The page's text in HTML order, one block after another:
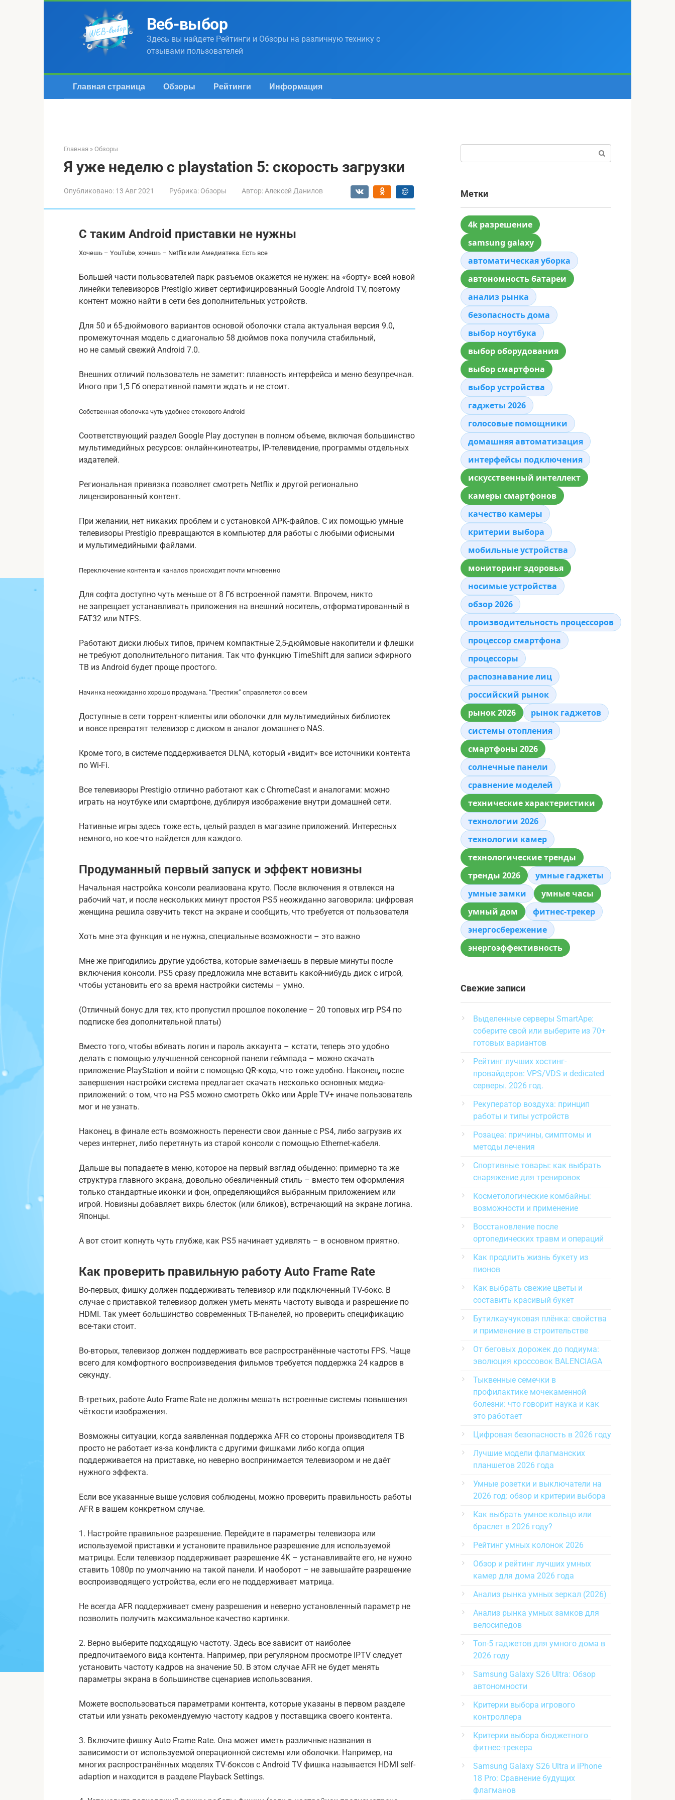
Веб-выбор
Здесь вы найдете Рейтинги и Обзоры на различную технику с
отзывами пользователей
Главная страница Обзоры Рейтинги Информация
Главная » Обзоры
Я уже неделю с playstation 5: скорость загрузки
Опубликовано: 13 Авг 2021 Рубрика: Обзоры Автор: Алексей Данилов
С таким Android приставки не нужны
Хочешь – YouTube, хочешь – Netflix или Амедиатека. Есть все
Большей части пользователей парк разъемов окажется не нужен: на «борту» всей новой
линейки телевизоров Prestigio живет сертифицированный Google Android TV, поэтому
контент можно найти в сети без дополнительных устройств.
Для 50 и 65-дюймового вариантов основой оболочки стала актуальная версия 9.0,
промежуточная модель с диагональю 58 дюймов пока получила стабильный,
но не самый свежий Android 7.0.
Внешних отличий пользователь не заметит: плавность интерфейса и меню безупречная.
Иного при 1,5 Гб оперативной памяти ждать и не стоит.
Собственная оболочка чуть удобнее стокового Android
Соответствующий раздел Google Play доступен в полном объеме, включая большинство
мультимедийных ресурсов: онлайн-кинотеатры, IP-телевидение, программы отдельных
издателей.
Региональная привязка позволяет смотреть Netflix и другой регионально
лицензированный контент.
При желании, нет никаких проблем и с установкой APK-файлов. С их помощью умные
телевизоры Prestigio превращаются в компьютер для работы с любыми офисными
и мультимедийными файлами.
Переключение контента и каналов происходит почти мгновенно
Для софта доступно чуть меньше от 8 Гб встроенной памяти. Впрочем, никто
не запрещает устанавливать приложения на внешний носитель, отформатированный в
FAT32 или NTFS.
Работают диски любых типов, причем компактные 2,5-дюймовые накопители и флешки
не требуют дополнительного питания. Так что функцию TimeShift для записи эфирного
ТВ из Android будет проще простого.
Начинка неожиданно хорошо продумана. “Престиж” справляется со всем
Доступные в сети торрент-клиенты или оболочки для мультимедийных библиотек
и вовсе превратят телевизор с диском в аналог домашнего NAS.
Кроме того, в системе поддерживается DLNA, который «видит» все источники контента
по Wi-Fi.
Все телевизоры Prestigio отлично работают как с ChromeCast и аналогами: можно
играть на ноутбуке или смартфоне, дублируя изображение внутри домашней сети.
Нативные игры здесь тоже есть, целый раздел в магазине приложений. Интересных
немного, но кое-что найдется для каждого.
Продуманный первый запуск и эффект новизны
Начальная настройка консоли реализована круто. После включения я отвлекся на
рабочий чат, и после нескольких минут простоя PS5 неожиданно заговорила: цифровая
женщина решила озвучить текст на экране и сообщить, что требуется от пользователя
Хоть мне эта функция и не нужна, специальные возможности – это важно
Мне же пригодились другие удобства, которые замечаешь в первые минуты после
включения консоли. PS5 сразу предложила мне вставить какой-нибудь диск с игрой,
чтобы установить его за время настройки системы – умно.
(Отличный бонус для тех, кто пропустил прошлое поколение – 20 топовых игр PS4 по
подписке без дополнительной платы)
Вместо того, чтобы вбивать логин и пароль аккаунта – кстати, теперь это удобно
делать с помощью улучшенной сенсорной панели геймпада – можно скачать
приложение PlayStation и войти с помощью QR-кода, что тоже удобно. Наконец, после
завершения настройки система предлагает скачать несколько основных медиа-
приложений: о том, что на PS5 можно смотреть Okko или Apple TV+ иначе пользователь
мог и не узнать.
Наконец, в финале есть возможность перенести свои данные с PS4, либо загрузив их
через интернет, либо перетянуть из старой консоли с помощью Ethernet-кабеля.
Дальше вы попадаете в меню, которое на первый взгляд обыденно: примерно та же
структура главного экрана, довольно обезличенный стиль – вместо тем оформления
только стандартные иконки и фон, определяющийся выбранным приложением или
игрой. Новизны добавляет вихрь блесток (или бликов), встречающий на экране логина.
Японцы.
А вот стоит копнуть чуть глубже, как PS5 начинает удивлять – в основном приятно.
Как проверить правильную работу Auto Frame Rate
Во-первых, фишку должен поддерживать телевизор или подключенный TV-бокс. В
случае с приставкой телевизор должен уметь менять частоту вывода и разрешение по
HDMI. Так умеет большинство современных ТВ-панелей, но проверить спецификацию
все-таки стоит.
Во-вторых, телевизор должен поддерживать все распространённые частоты FPS. Чаще
всего для комфортного воспроизведения фильмов требуется поддержка 24 кадров в
секунду.
В-третьих, работе Auto Frame Rate не должны мешать встроенные системы повышения
чёткости изображения.
Возможны ситуации, когда заявленная поддержка AFR со стороны производителя ТВ
просто не работает из-за конфликта с другими фишками либо когда опция
поддерживается на приставке, но неверно воспринимается телевизором и не даёт
нужного эффекта.
Если все указанные выше условия соблюдены, можно проверить правильность работы
AFR в вашем конкретном случае.
1. Настройте правильное разрешение. Перейдите в параметры телевизора или
используемой приставки и установите правильное разрешение для используемой
матрицы. Если телевизор поддерживает разрешение 4K – устанавливайте его, не нужно
ставить 1080p по умолчанию на такой панели. И наоборот – не завышайте разрешение
воспроизводящего устройства, если его не поддерживает матрица.
Не всегда AFR поддерживает смену разрешения и неверно установленный параметр не
позволить получить максимальное качество картинки.
2. Верно выберите подходящую частоту. Здесь все зависит от наиболее
предпочитаемого вида контента. Например, при регулярном просмотре IPTV следует
установить частоту кадров на значение 50. В этом случае AFR не будет менять
параметры экрана в большинстве сценариев использования.
Можете воспользоваться параметрами контента, которые указаны в первом разделе
статьи или узнать рекомендуемую частоту кадров у поставщика своего контента.
3. Включите фишку Auto Frame Rate. Она может иметь различные названия в
зависимости от используемой операционной системы или оболочки. Например, на
многих распространённых моделях TV-боксов с Android TV фишка называется HDMI self-
adaption и находится в разделе Playback Settings.
Метки
4k разрешение
samsung galaxy
автоматическая уборка
автономность батареи
анализ рынка
безопасность дома
выбор ноутбука
выбор оборудования
выбор смартфона
выбор устройства
гаджеты 2026
голосовые помощники
домашняя автоматизация
интерфейсы подключения
искусственный интеллект
камеры смартфонов
качество камеры
критерии выбора
мобильные устройства
мониторинг здоровья
носимые устройства
обзор 2026
производительность процессоров
процессор смартфона
процессоры
распознавание лиц
российский рынок
рынок 2026
рынок гаджетов
системы отопления
смартфоны 2026
солнечные панели
сравнение моделей
технические характеристики
технологии 2026
технологии камер
технологические тренды
тренды 2026
умные гаджеты
умные замки
умные часы
умный дом
фитнес-трекер
энергосбережение
энергоэффективность
Свежие записи
Выделенные серверы SmartApe:
соберите свой или выберите из 70+
готовых вариантов
Рейтинг лучших хостинг-
провайдеров: VPS/VDS и dedicated
серверы. 2026 год.
Рекуператор воздуха: принцип
работы и типы устройств
Розацеа: причины, симптомы и
методы лечения
Спортивные товары: как выбрать
снаряжение для тренировок
Косметологические комбайны:
возможности и применение
Восстановление после
ортопедических травм и операций
Как продлить жизнь букету из
пионов
Как выбрать свежие цветы и
составить красивый букет
Бутилкаучуковая плёнка: свойства
и применение в строительстве
От беговых дорожек до подиума:
эволюция кроссовок BALENCIAGA
Тыквенные семечки в
профилактике мочекаменной
болезни: что говорит наука и как
это работает
Цифровая безопасность в 2026 году
Лучшие модели флагманских
планшетов 2026 года
Умные розетки и выключатели на
2026 год: обзор и критерии выбора
Как выбрать умное кольцо или
браслет в 2026 году?
Рейтинг умных колонок 2026
Обзор и рейтинг лучших умных
камер для дома 2026 года
Анализ рынка умных зеркал (2026)
Анализ рынка умных замков для
велосипедов
Топ-5 гаджетов для умного дома в
2026 году
Samsung Galaxy S26 Ultra: Обзор
автономности
Критерии выбора игрового
контроллера
Критерии выбора бюджетного
фитнес-трекера
Samsung Galaxy S26 Ultra и iPhone
18 Pro: Сравнение будущих
флагманов